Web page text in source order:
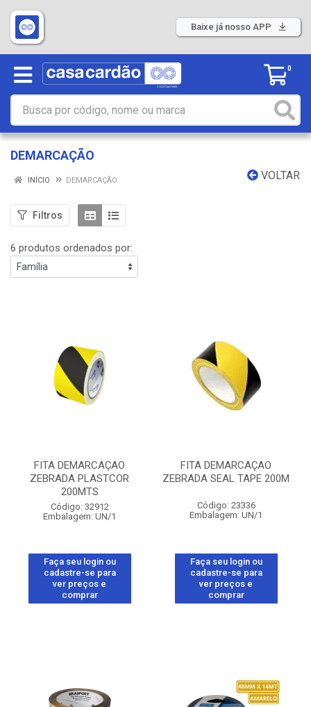
Baixe já nosso APP
0
DEMARCAÇÃO
VOLTAR
INÍCIO DEMARCAÇÃO
Filtros
6 produtos ordenados por:
FITA DEMARCAÇAO
ZEBRADA PLASTCOR
200MTS
Código: 32912
Embalagem: UN/1
Faça seu login ou
cadastre-se para
ver preços e
comprar
FITA DEMARCAÇAO
ZEBRADA SEAL TAPE 200M
Código: 23336
Embalagem: UN/1
Faça seu login ou
cadastre-se para
ver preços e
comprar